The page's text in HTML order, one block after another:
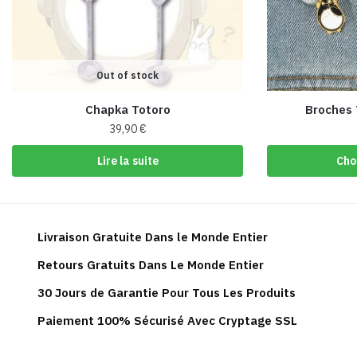
Out of stock
Chapka Totoro
39,90€
Lire la suite
Broches
Livraison Gratuite Dans le Monde Entier
Retours Gratuits Dans Le Monde Entier
30 Jours de Garantie Pour Tous Les Produits
Paiement 100% Sécurisé Avec Cryptage SSL